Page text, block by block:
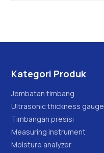
Kategori Produk
Jembatan timbang
Ultrasonic thickness gauge
Timbangan presisi
Measuring instrument
Moisture analyzer